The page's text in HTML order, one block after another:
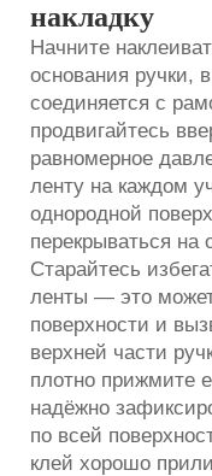
накладку
Начните
основания ручки,
соединяется с
продвигайтесь
равномерное
ленту на каждом
однородной
перекрываться
Старайтесь
ленты — это
поверхности и
верхней части
плотно прижмите
надёжно
по всей
клей хорошо